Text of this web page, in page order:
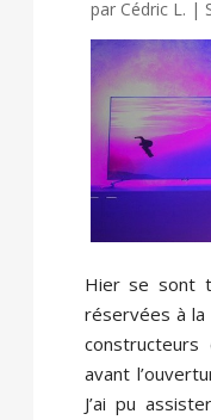
par Cédric L. |
Hier se sont
réservées à
constructeurs
avant
J’ai pu